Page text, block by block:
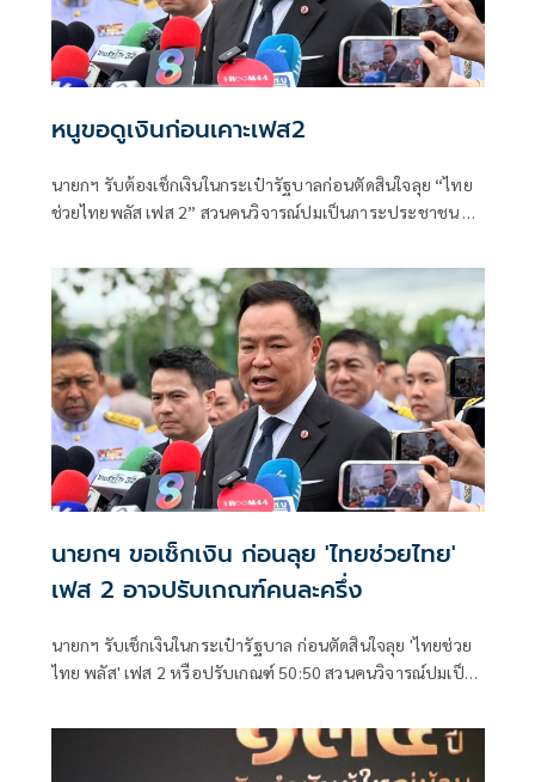
หนูขอดูเงินก่อนเคาะเฟส2
นายกฯ รับต้องเช็กเงินในกระเป๋ารัฐบาลก่อนตัดสินใจลุย “ไทย
ช่วยไทยพลัส เฟส 2” สวนคนวิจารณ์ปมเป็นภาระประชาชน ชี้
ไทยพลัสหรือไม่
นายกฯ ขอเช็กเงิน ก่อนลุย 'ไทยช่วยไทย'
เฟส 2 อาจปรับเกณฑ์คนละครึ่ง
นายกฯ รับเช็กเงินในกระเป๋ารัฐบาล ก่อนตัดสินใจลุย 'ไทยช่วย
ไทย พลัส' เฟส 2 หรือปรับเกณฑ์ 50:50 สวนคนวิจารณ์ปมเป็น
แข็งแรง